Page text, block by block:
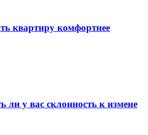
квартиру комфортнее
ли у вас склонность к измене